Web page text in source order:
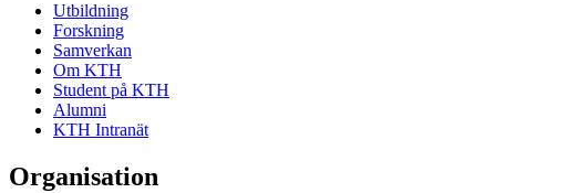
Utbildning
Forskning
Samverkan
Om KTH
Student på KTH
Alumni
KTH Intranät
Organisation